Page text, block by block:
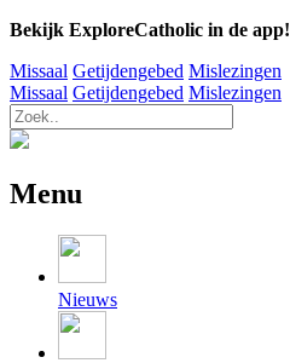
Bekijk ExploreCatholic in de app!
Missaal Getijdengebed Mislezingen
Missaal Getijdengebed Mislezingen
Menu
Nieuws